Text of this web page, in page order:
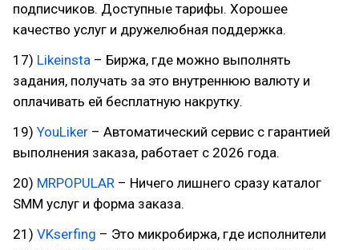
подписчиков. Доступные тарифы. Хорошее
качество услуг и дружелюбная поддержка.
17) Likeinsta – Биржа, где можно выполнять
задания, получать за это внутреннюю валюту и
оплачивать ей бесплатную накрутку.
19) YouLiker – Автоматический сервис с гарантией
выполнения заказа, работает с 2026 года.
20) MRPOPULAR – Ничего лишнего сразу каталог
SMM услуг и форма заказа.
21) VKserfing – Это микробиржа, где исполнители